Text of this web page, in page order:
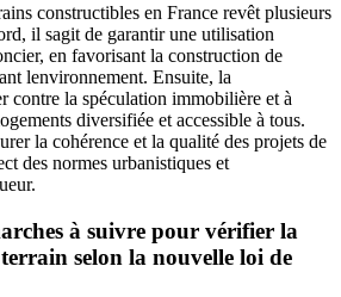
constructibles en France revêt plusieurs
il sagit de garantir une utilisation
en favorisant la construction de
lenvironnement. Ensuite, la
contre la spéculation immobilière et à
diversifiée et accessible à tous.
la cohérence et la qualité des projets de
des normes urbanistiques et
à suivre pour vérifier la
selon la nouvelle loi de